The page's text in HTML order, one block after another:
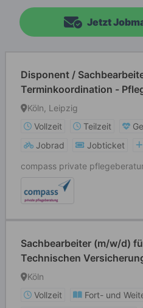
Jetzt
Disponent /
Terminkoordination -
Köln, Leipzig
Vollzeit
Teilzeit
Jobrad
Jobticket
compass private
Sachbearbeiter (m/w/d)
Technischen
Köln
Vollzeit
Fort- und